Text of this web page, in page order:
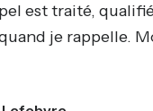
est traité,
je rappelle.